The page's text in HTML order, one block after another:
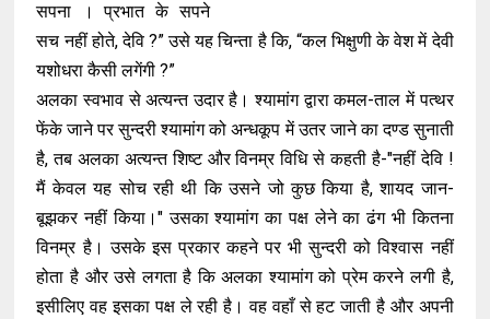
सपना । प्रभात के सपने
सच नहीं होते, देवि ?” उसे यह चिन्ता है कि, “कल भिक्षुणी के वेश में देवी
यशोधरा कैसी लगेंगी ?”
अलका स्वभाव से अत्यन्त उदार है। श्यामांग द्वारा कमल-ताल में पत्थर
फेंके जाने पर सुन्दरी श्यामांग को अन्धकूप में उतर जाने का दण्ड सुनाती
है, तब अलका अत्यन्त शिष्ट और विनम्र विधि से कहती है-"नहीं देवि !
मैं केवल यह सोच रही थी कि उसने जो कुछ किया है, शायद जान-
बूझकर नहीं किया।" उसका श्यामांग का पक्ष लेने का ढंग भी कितना
विनम्र है। उसके इस प्रकार कहने पर भी सुन्दरी को विश्वास नहीं
होता है और उसे लगता है कि अलका श्यामांग को प्रेम करने लगी है,
इसीलिए वह इसका पक्ष ले रही है। वह वहाँ से हट जाती है और अपनी